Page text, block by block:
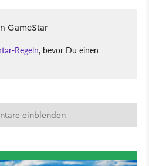
GameStar
Regeln, bevor Du einen
einblenden